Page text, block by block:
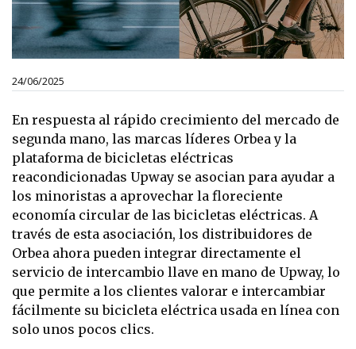
24/06/2025
En respuesta al rápido crecimiento del mercado de
segunda mano, las marcas líderes Orbea y la
plataforma de bicicletas eléctricas
reacondicionadas Upway se asocian para ayudar a
los minoristas a aprovechar la floreciente
economía circular de las bicicletas eléctricas. A
través de esta asociación, los distribuidores de
Orbea ahora pueden integrar directamente el
servicio de intercambio llave en mano de Upway, lo
que permite a los clientes valorar e intercambiar
fácilmente su bicicleta eléctrica usada en línea con
solo unos pocos clics.